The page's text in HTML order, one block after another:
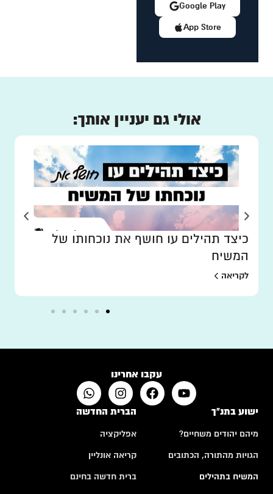
App Store
Google Play
אולי גם יעניין אותך:
כיצד תהילים עו חושף את נוכחותו של
המשיח
לקריאה
עקבו אחרינו
ישוע בתנ"ך
מיהם יהודים משחיים?
הגויות מהתורה, הכתובים
המשיח בתהילים
הברית החדשה
אפליקציה
קריאה אונליין
ברית חדשה בחינם